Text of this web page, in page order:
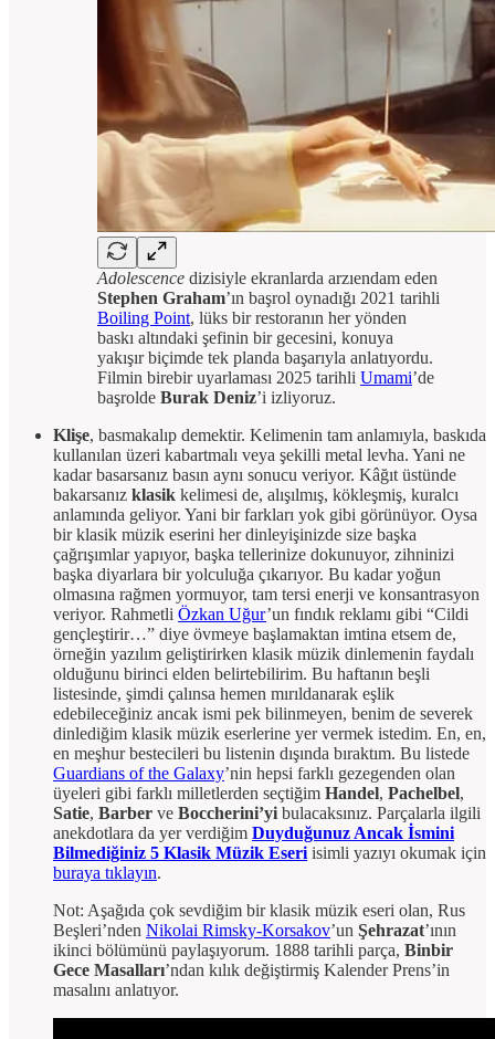
Adolescence dizisiyle ekranlarda arzıendam eden
Stephen Graham’ın başrol oynadığı 2021 tarihli
Boiling Point, lüks bir restoranın her yönden
baskı altındaki şefinin bir gecesini, konuya
yakışır biçimde tek planda başarıyla anlatıyordu.
Filmin birebir uyarlaması 2025 tarihli Umami’de
başrolde Burak Deniz’i izliyoruz.
Klişe, basmakalıp demektir. Kelimenin tam anlamıyla, baskıda
kullanılan üzeri kabartmalı veya şekilli metal levha. Yani ne
kadar basarsanız basın aynı sonucu veriyor. Kâğıt üstünde
bakarsanız klasik kelimesi de, alışılmış, kökleşmiş, kuralcı
anlamında geliyor. Yani bir farkları yok gibi görünüyor. Oysa
bir klasik müzik eserini her dinleyişinizde size başka
çağrışımlar yapıyor, başka tellerinize dokunuyor, zihninizi
başka diyarlara bir yolculuğa çıkarıyor. Bu kadar yoğun
olmasına rağmen yormuyor, tam tersi enerji ve konsantrasyon
veriyor. Rahmetli Özkan Uğur’un fındık reklamı gibi “Cildi
gençleştirir…” diye övmeye başlamaktan imtina etsem de,
örneğin yazılım geliştirirken klasik müzik dinlemenin faydalı
olduğunu birinci elden belirtebilirim. Bu haftanın beşli
listesinde, şimdi çalınsa hemen mırıldanarak eşlik
edebileceğiniz ancak ismi pek bilinmeyen, benim de severek
dinlediğim klasik müzik eserlerine yer vermek istedim. En, en,
en meşhur bestecileri bu listenin dışında bıraktım. Bu listede
Guardians of the Galaxy’nin hepsi farklı gezegenden olan
üyeleri gibi farklı milletlerden seçtiğim Handel, Pachelbel,
Satie, Barber ve Boccherini’yi bulacaksınız. Parçalarla ilgili
anekdotlara da yer verdiğim Duyduğunuz Ancak İsmini
Bilmediğiniz 5 Klasik Müzik Eseri isimli yazıyı okumak için
buraya tıklayın.
Not: Aşağıda çok sevdiğim bir klasik müzik eseri olan, Rus
Beşleri’nden Nikolai Rimsky-Korsakov’un Şehrazat’ının
ikinci bölümünü paylaşıyorum. 1888 tarihli parça, Binbir
Gece Masalları’ndan kılık değiştirmiş Kalender Prens’in
masalını anlatıyor.